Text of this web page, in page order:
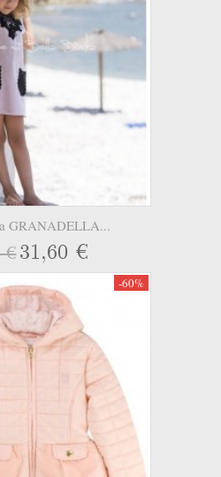
GRANADELLA...
€31,60 €
-60%